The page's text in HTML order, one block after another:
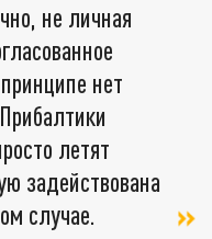
не личная
нет
летят
задействована
случае.